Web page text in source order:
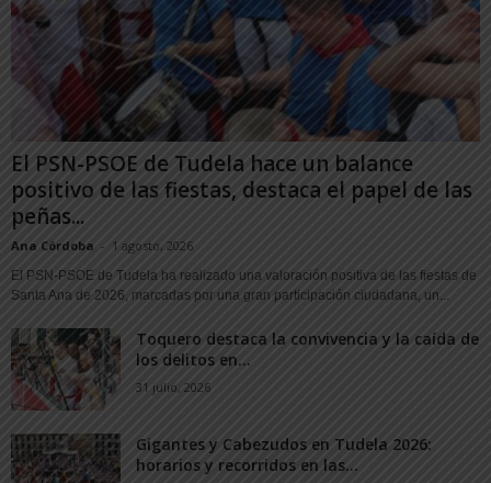
El PSN-PSOE de Tudela hace un balance
positivo de las fiestas, destaca el papel de las
peñas...
Ana Córdoba - 1 agosto, 2026
El PSN-PSOE de Tudela ha realizado una valoración positiva de las fiestas de
Santa Ana de 2026, marcadas por una gran participación ciudadana, un...
Toquero destaca la convivencia y la caída de
los delitos en...
31 julio, 2026
Gigantes y Cabezudos en Tudela 2026:
horarios y recorridos en las...